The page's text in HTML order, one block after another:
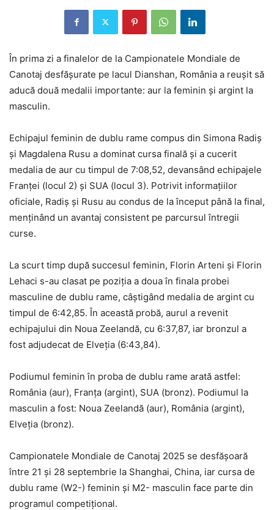
În prima zi a finalelor de la Campionatele Mondiale de
Canotaj desfășurate pe lacul Dianshan, România a reușit să
aducă două medalii importante: aur la feminin și argint la
masculin.
Echipajul feminin de dublu rame compus din Simona Radiș
și Magdalena Rusu a dominat cursa finală și a cucerit
medalia de aur cu timpul de 7:08,52, devansând echipajele
Franței (locul 2) și SUA (locul 3). Potrivit informațiilor
oficiale, Radiș și Rusu au condus de la început până la final,
menținând un avantaj consistent pe parcursul întregii
curse.
La scurt timp după succesul feminin, Florin Arteni și Florin
Lehaci s-au clasat pe poziția a doua în finala probei
masculine de dublu rame, câștigând medalia de argint cu
timpul de 6:42,85. În această probă, aurul a revenit
echipajului din Noua Zeelandă, cu 6:37,87, iar bronzul a
fost adjudecat de Elveția (6:43,84).
Podiumul feminin în proba de dublu rame arată astfel:
România (aur), Franța (argint), SUA (bronz). Podiumul la
masculin a fost: Noua Zeelandă (aur), România (argint),
Elveția (bronz).
Campionatele Mondiale de Canotaj 2025 se desfășoară
între 21 și 28 septembrie la Shanghai, China, iar cursa de
dublu rame (W2-) feminin și M2- masculin face parte din
programul competițional.